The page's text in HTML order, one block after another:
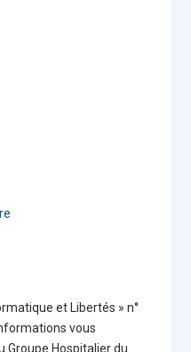
et Libertés » n°
vous
Groupe Hospitalier du